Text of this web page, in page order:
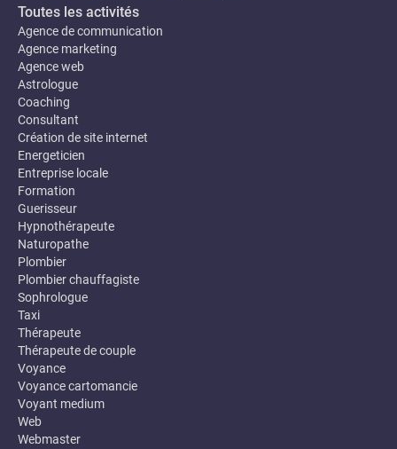
Toutes les activités
Agence de communication
Agence marketing
Agence web
Astrologue
Coaching
Consultant
Création de site internet
Energeticien
Entreprise locale
Formation
Guerisseur
Hypnothérapeute
Naturopathe
Plombier
Plombier chauffagiste
Sophrologue
Taxi
Thérapeute
Thérapeute de couple
Voyance
Voyance cartomancie
Voyant medium
Web
Webmaster